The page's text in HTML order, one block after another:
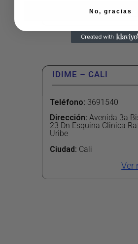
Ver
IDIME – CALI
Teléfono: 3691540
Dirección: Avenida 3a
23 Dn Esquina Clinica
Uribe
Ciudad: Cali
Ver
No, gracias